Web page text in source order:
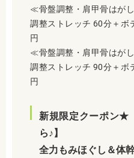
≪骨盤調整・肩甲骨はが
調整ストレッチ 60分＋
円
≪骨盤調整・肩甲骨はが
調整ストレッチ 90分＋
円
新規限定クーポン★
ら♪】
全力もみほぐし＆体